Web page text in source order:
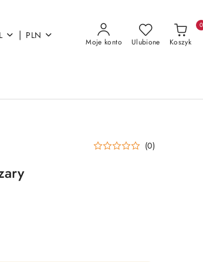
| PLN
Moje konto Ulubione Koszyk
0
(0)